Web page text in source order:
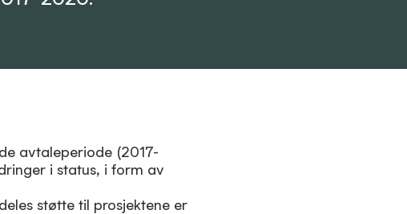
avtaleperiode (2017-
i status, i form av
støtte til prosjektene er